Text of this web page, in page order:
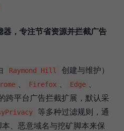
器，专注节省资源并拦截广告
Raymond Hill
创建与维护）
Firefox Edge
跨平台广告拦截扩展，默认采
等多种过滤规则，通
、恶意域名与挖矿脚本来保